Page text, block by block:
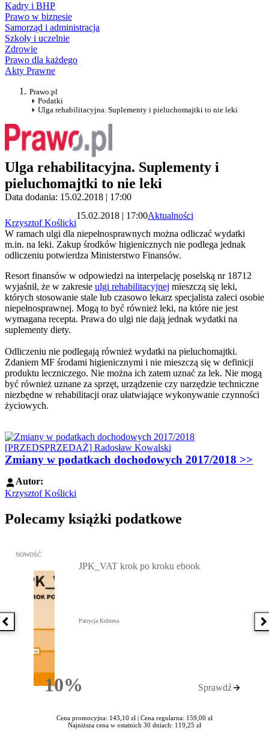
Kadry i BHP
Prawo w biznesie
Samorząd i administracja
Szkoły i uczelnie
Zdrowie
Prawo dla każdego
Akty Prawne
Prawo.pl
Podatki
Ulga rehabilitacyjna. Suplementy i pieluchomajtki to nie leki
Ulga rehabilitacyjna. Suplementy i
pieluchomajtki to nie leki
Data dodania: 15.02.2018 | 17:00
Krzysztof Koślicki
15.02.2018 | 17:00Aktualności
W ramach ulgi dla niepełnosprawnych można odliczać wydatki
m.in. na leki. Zakup środków higienicznych nie podlega jednak
odliczeniu potwierdza Ministerstwo Finansów.
Resort finansów w odpowiedzi na interpelację poselską nr 18712
wyjaśnił, że w zakresie ulgi rehabilitacyjnej mieszczą się leki,
których stosowanie stale lub czasowo lekarz specjalista zaleci osobie
niepełnosprawnej. Mogą to być również leki, na które nie jest
wymagana recepta. Prawa do ulgi nie dają jednak wydatki na
suplementy diety.
Odliczeniu nie podlegają również wydatki na pieluchomajtki.
Zdaniem MF środami higienicznymi i nie mieszczą się w definicji
produktu leczniczego. Nie można ich zatem uznać za lek. Nie mogą
być również uznane za sprzęt, urządzenie czy narzędzie techniczne
niezbędne w rehabilitacji oraz ułatwiające wykonywanie czynności
życiowych.
Zmiany w podatkach dochodowych 2017/2018 >>
Autor:
Krzysztof Koślicki
Polecamy książki podatkowe
Poprzednia książka
Przejdź do: JPK_VAT krok po kroku ebook, Patrycja Kubiesa -
NOWOŚĆ
10%Rabatu
JPK_VAT krok po kroku ebook
Patrycja Kubiesa
Sprawdź
Cena promocyjna: 143,10 zł | Cena regularna: 159,00 zł
Najniższa cena w ostatnich 30 dniach: 119,25 zł